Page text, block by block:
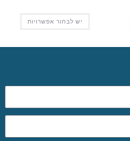
יש לבחור אפשרויות